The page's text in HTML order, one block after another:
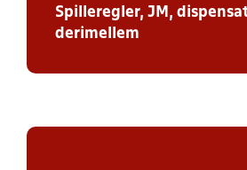
Spilleregler, JM,
derimellem